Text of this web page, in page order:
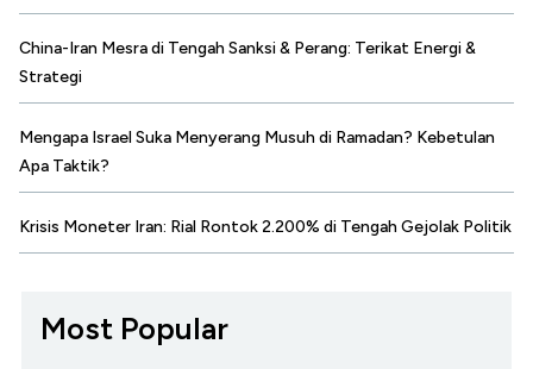
China-Iran Mesra di Tengah Sanksi & Perang: Terikat Energi &
Strategi
Mengapa Israel Suka Menyerang Musuh di Ramadan? Kebetulan
Apa Taktik?
Krisis Moneter Iran: Rial Rontok 2.200% di Tengah Gejolak Politik
Most Popular